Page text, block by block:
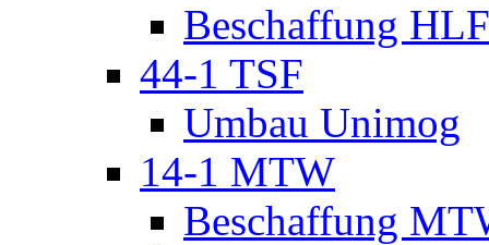
Beschaffung HLF
44-1 TSF
Umbau Unimog
14-1 MTW
Beschaffung